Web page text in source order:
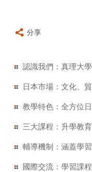
分享
認識我們：真理大
日本市場：文化、
教學特色：全方位
三大課程：升學教
輔導機制：涵蓋學
國際交流：學習課